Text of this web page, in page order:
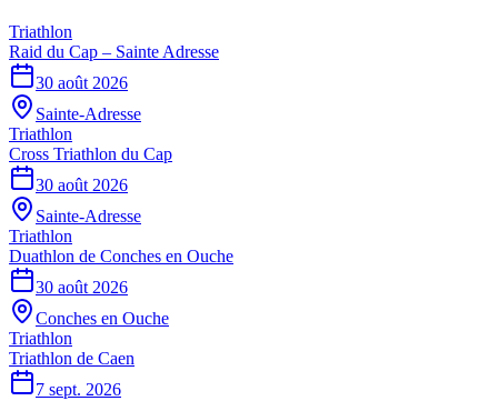
Triathlon
Raid du Cap – Sainte Adresse
30 août 2026
Sainte-Adresse
Triathlon
Cross Triathlon du Cap
30 août 2026
Sainte-Adresse
Triathlon
Duathlon de Conches en Ouche
30 août 2026
Conches en Ouche
Triathlon
Triathlon de Caen
7 sept. 2026